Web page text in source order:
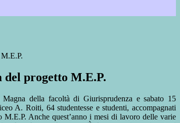
del progetto M.E.P.
della facoltà di Giurisprudenza e sabato 15
A. Roiti, 64 studentesse e studenti, accompagnati
M.E.P. Anche quest’anno i mesi di lavoro delle varie